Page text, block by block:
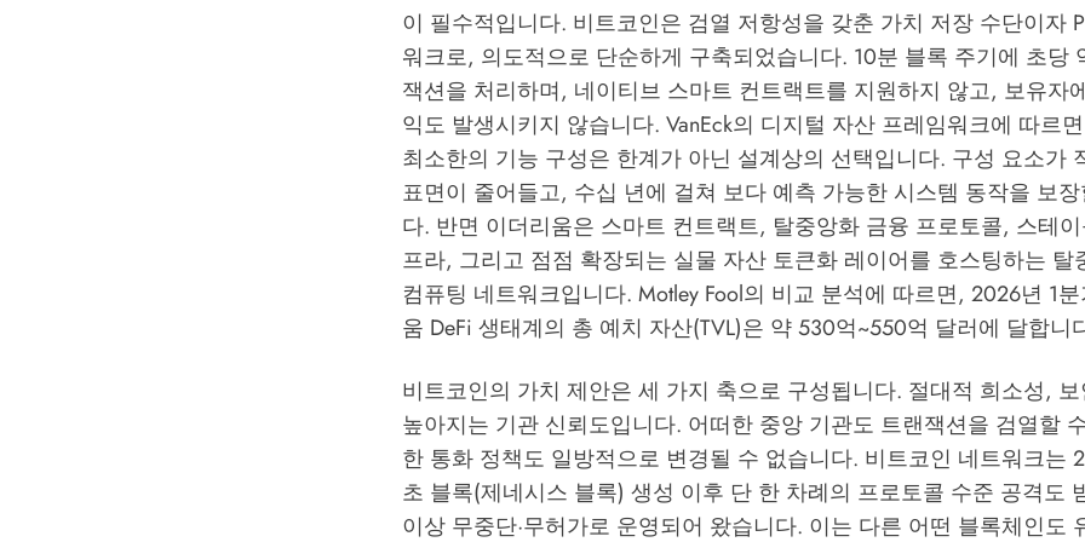
이 필수적입니다. 비트코인은 검열 저항성을 갖춘 가치 저장 수단이자
워크로, 의도적으로 단순하게 구축되었습니다. 10분 블록 주기에 초당
잭션을 처리하며, 네이티브 스마트 컨트랙트를 지원하지 않고, 보유자
익도 발생시키지 않습니다. VanEck의 디지털 자산 프레임워크에 따르
최소한의 기능 구성은 한계가 아닌 설계상의 선택입니다. 구성 요소가
표면이 줄어들고, 수십 년에 걸쳐 보다 예측 가능한 시스템 동작을 보
다. 반면 이더리움은 스마트 컨트랙트, 탈중앙화 금융 프로토콜, 스테
프라, 그리고 점점 확장되는 실물 자산 토큰화 레이어를 호스팅하는 탈
컴퓨팅 네트워크입니다. Motley Fool의 비교 분석에 따르면, 2026년 1
움 DeFi 생태계의 총 예치 자산(TVL)은 약 530억~550억 달러에 달합니
비트코인의 가치 제안은 세 가지 축으로 구성됩니다. 절대적 희소성,
높아지는 기관 신뢰도입니다. 어떠한 중앙 기관도 트랜잭션을 검열할
한 통화 정책도 일방적으로 변경될 수 없습니다. 비트코인 네트워크는
초 블록(제네시스 블록) 생성 이후 단 한 차례의 프로토콜 수준 공격도
이상 무중단·무허가로 운영되어 왔습니다. 이는 다른 어떤 블록체인도